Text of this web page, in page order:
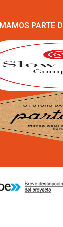
PARTE